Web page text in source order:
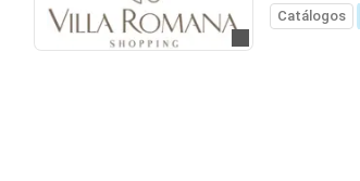
Catálogos